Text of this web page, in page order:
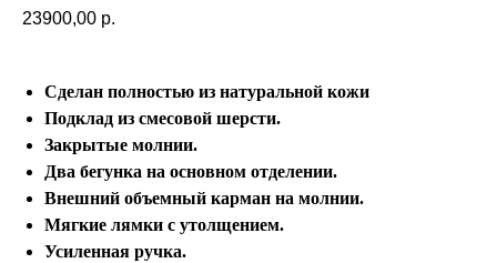
23900,00 р.
Сделан полностью из натуральной кожи
Подклад из смесовой шерсти.
Закрытые молнии.
Два бегунка на основном отделении.
Внешний объемный карман на молнии.
Мягкие лямки с утолщением.
Усиленная ручка.